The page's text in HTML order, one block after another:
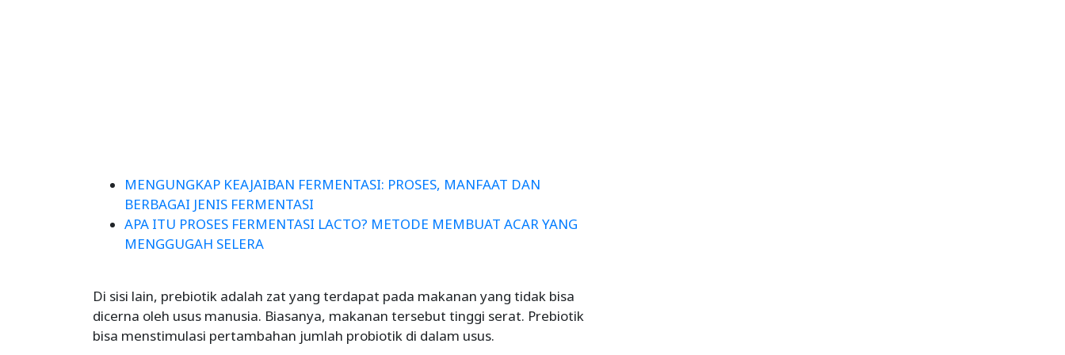
MENGUNGKAP KEAJAIBAN FERMENTASI: PROSES, MANFAAT DAN
BERBAGAI JENIS FERMENTASI
APA ITU PROSES FERMENTASI LACTO? METODE MEMBUAT ACAR YANG
MENGGUGAH SELERA
Di sisi lain, prebiotik adalah zat yang terdapat pada makanan yang tidak bisa
dicerna oleh usus manusia. Biasanya, makanan tersebut tinggi serat. Prebiotik
bisa menstimulasi pertambahan jumlah probiotik di dalam usus.